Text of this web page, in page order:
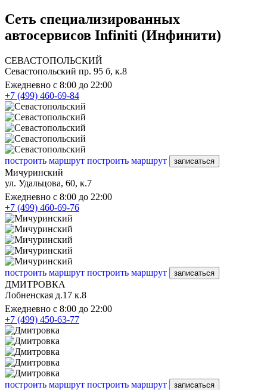
Сеть специализированных
автосервисов Infiniti (Инфинити)
СЕВАСТОПОЛЬСКИЙ
Севастопольский пр. 95 б, к.8
Ежедневно с 8:00 до 22:00
+7 (499) 460-69-84
построить маршрут построить маршрут записаться
Мичуринский
ул. Удальцова, 60, к.7
Ежедневно с 8:00 до 22:00
+7 (499) 460-69-76
построить маршрут построить маршрут записаться
ДМИТРОВКА
Лобненская д.17 к.8
Ежедневно с 8:00 до 22:00
+7 (499) 450-63-77
построить маршрут построить маршрут записаться